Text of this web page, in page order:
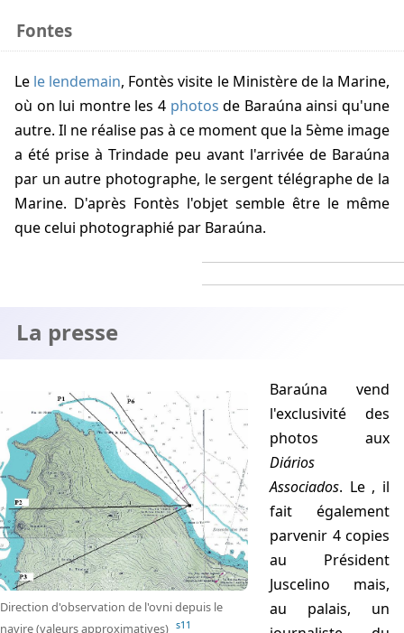
Fontes
Le le lendemain, Fontès visite le Ministère de la Marine,
où on lui montre les 4 photos de Baraúna ainsi qu'une
autre. Il ne réalise pas à ce moment que la 5ème image
a été prise à Trindade peu avant l'arrivée de Baraúna
par un autre photographe, le sergent télégraphe de la
Marine. D'après Fontès l'objet semble être le même
que celui photographié par Baraúna.
La presse
Direction d'observation de l'ovni depuis le
navire (valeurs approximatives) s11
Baraúna vend
l'exclusivité des
photos aux
Diários
Associados. Le , il
fait également
parvenir 4 copies
au Président
Juscelino mais,
au palais, un